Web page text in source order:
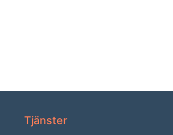
Tjänster